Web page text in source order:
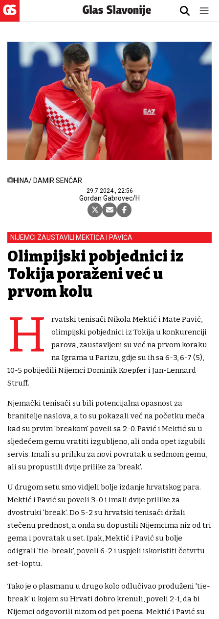
HINA/ DAMIR SENČAR
29.7.2024., 22:56
Gordan Gabrovec/H
NIJEMCI ZAUSTAVILI MEKTIĆA I PAVIĆA
Olimpijski pobjednici iz
Tokija poraženi već u
prvom kolu
H
rvatski tenisači Nikola Mektić i Mate Pavić,
olimpijski pobjednici iz Tokija u konkurenciji
parova, zaustavljeni su već na prvom koraku
na Igrama u Parizu, gdje su ih sa 6-3, 6-7 (5),
10-5 pobijedili Nijemci Dominik Koepfer i Jan-Lennard
Struff.
Njemački tenisači su bili potencijalna opasnost za
branitelje naslova, a to su pokazali već na početku meča
kad su prvim 'breakom' poveli sa 2-0. Pavić i Mektić su u
sljedećem gemu vratiti izgubljeno, ali onda opet izgubili
servis. Imali su priliku za novi povratak u sedmom gemu,
ali su propustili dvije prilike za 'break'.
U drugom setu smo vidjeli bolje izdanje hrvatskog para.
Mektić i Pavić su poveli 3-0 i imali dvije prilike za
dvostruki 'break'. Do 5-2 su hrvatski tenisači držali
stečenu prednost, a onda su dopustili Nijemcima niz od tri
gema i povratak u set. Ipak, Mektić i Pavić su bolje
odigrali 'tie-break', poveli 6-2 i uspjeli iskoristiti četvrtu
set-loptu.
Tako je o plasmanu u drugo kolo odlučivao produženi 'tie-
break' u kojem su Hrvati dobro krenuli, poveli 2-1, da bi
Nijemci odgovorili nizom od pet poena. Mektić i Pavić su